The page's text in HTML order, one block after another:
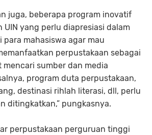
juga, beberapa program inovatif
UIN yang perlu diapresiasi dalam
para mahasiswa agar mau
perpustakaan sebagai
sumber dan media
program duta perpustakaan,
destinasi rihlah literasi, dll, perlu
ditingkatkan,” pungkasnya.
perpustakaan perguruan tinggi